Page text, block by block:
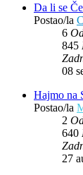
Da li se
Postao/la
6
845
08
Hajmo na
Postao/la
2
640
27